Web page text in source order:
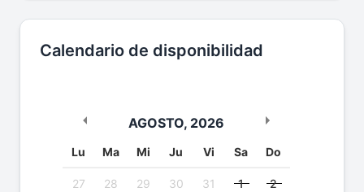
Calendario de disponibilidad
AGOSTO, 2026
Lu Ma Mi Ju Vi Sa Do
27 28 29 30 31 1 2